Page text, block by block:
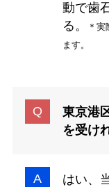
動で歯
る。
＊
ます。
東京港
を受け
はい、